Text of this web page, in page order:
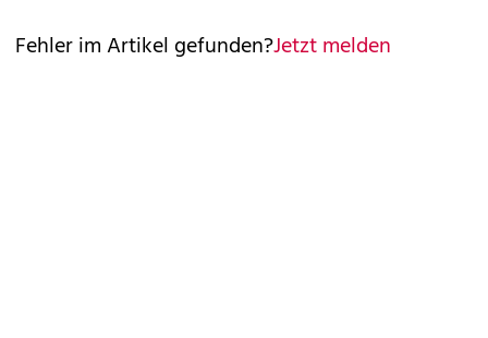
Fehler im Artikel gefunden?Jetzt melden